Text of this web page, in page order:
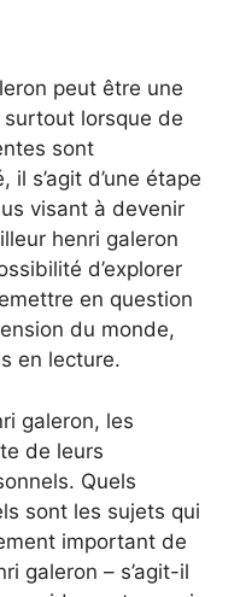
peut être une
lorsque de
sont
il s’agit d’une étape
visant à devenir
henri galeron
d’explorer
en question
du monde,
en lecture.
galeron, les
de leurs
Quels
sont les sujets qui
important de
galeron – s’agit-il